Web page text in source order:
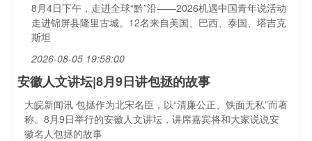
8月4日下午，走进全球“黔”沿——2026机遇中国青年说活动
走进锦屏县隆里古城。12名来自美国、巴西、泰国、塔吉克
斯坦
2026-08-05 19:58:00
安徽人文讲坛|8月9日讲包拯的故事
大皖新闻讯 包拯作为北宋名臣，以“清廉公正、铁面无私”而著
称。8月9日举行的安徽人文讲坛，讲席嘉宾将和大家说说安
徽名人包拯的故事